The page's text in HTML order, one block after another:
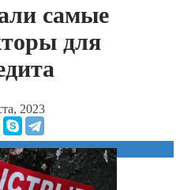
самые
для
2023